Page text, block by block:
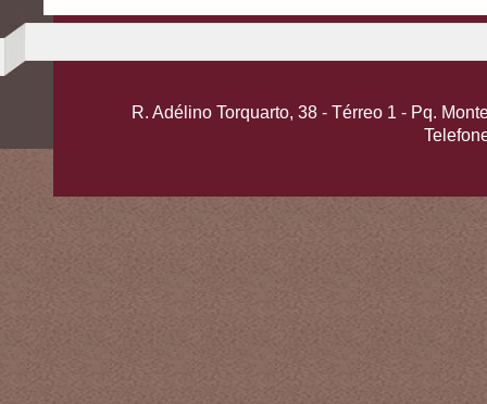
R. Adélino Torquarto, 38 - Térreo 1 - Pq.